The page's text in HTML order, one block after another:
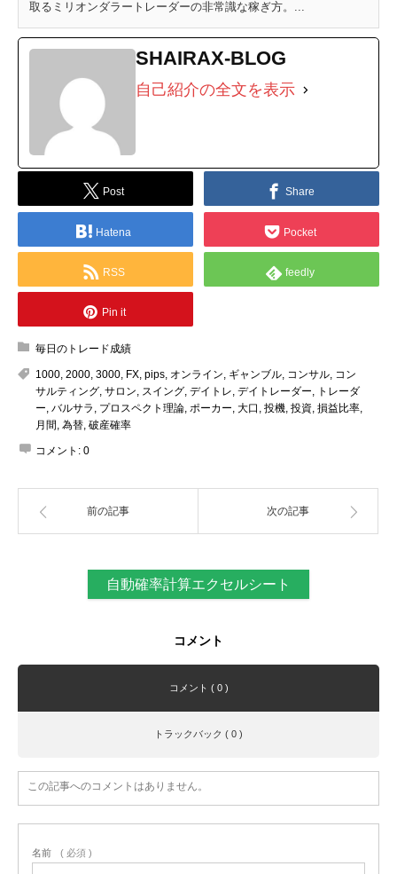
取るミリオンダラートレーダーの非常識な稼ぎ方。...
SHAIRAX-BLOG
自己紹介の全文を表示
Post Share
Hatena Pocket
RSS feedly
Pin it
毎日のトレード成績
1000 2000 3000 FX pips オンライン ギャンブル コンサル コン
サルティング サロン スイング デイトレ デイトレーダー
トレーダ
ー バルサラ プロスペクト理論 ポーカー 大口 投機 投資 損益比率
月間 為替 破産確率
コメント: 0
前の記事 次の記事
自動確率計算エクセルシート
コメント
コメント ( 0 )
トラックバック ( 0 )
この記事へのコメントはありません。
名前 ( 必須 )